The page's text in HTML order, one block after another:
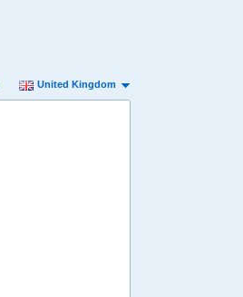
United Kingdom